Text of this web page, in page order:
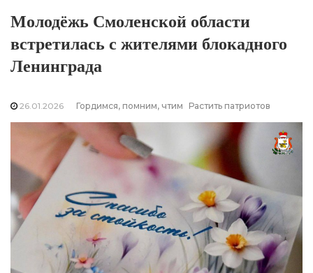
Молодёжь Смоленской области
встретилась с жителями блокадного
Ленинграда
26.01.2026 Гордимся, помним, чтим Растить патриотов